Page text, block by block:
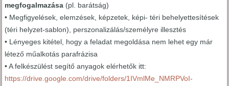
megfogalmazása (pl. barátság)
• Megfigyelések, elemzések, képzetek, képi- téri behelyettesítések
(téri helyzet-sablon), perszonalizálás/személyre illesztés
• Lényeges kitétel, hogy a feladat megoldása nem lehet egy már
létező műalkotás parafrázisa
• A felkészülést segítő anyagok elérhetők itt:
https://drive.google.com/drive/folders/1IVmlMe_NMRPVoI-